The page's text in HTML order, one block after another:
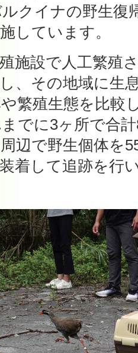
クイナの野生復
しています。
施設で人工繁殖
、その地域に生
繁殖生態を比較
でに3ヶ所で合
辺で野生個体を
着して追跡を行